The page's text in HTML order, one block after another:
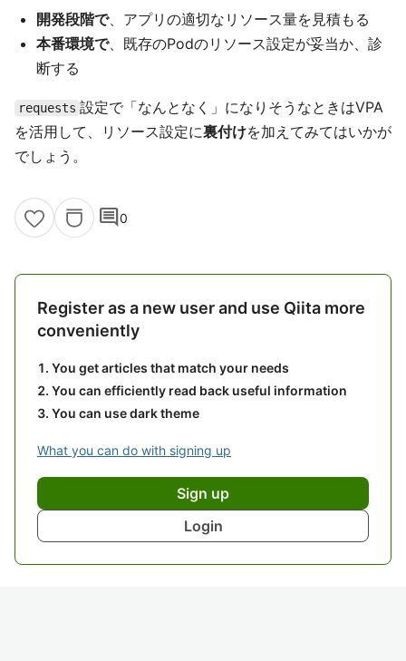
開発段階で、アプリの適切なリソース量を見積もる
本番環境で、既存のPodのリソース設定が妥当か、診
断する
requests 設定で「なんとなく」になりそうなときはVPA
を活用して、リソース設定に裏付けを加えてみてはいかが
でしょう。
comment0
Register as a new user and use Qiita more
conveniently
You get articles that match your needs
You can efficiently read back useful information
You can use dark theme
What you can do with signing up
Sign up
Login